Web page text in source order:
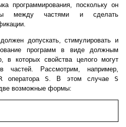
программирования, поскольку он
между частями и сделать
допускать, стимулировать и
программ в виде должным
в которых свойства целого могут
частей. Рассмотрим, например,
оператора S . В этом случае S
возможные формы: